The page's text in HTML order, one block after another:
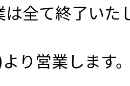
全て終了いた
り営業します。